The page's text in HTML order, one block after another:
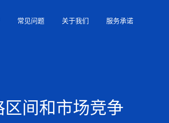
常见问题 关于我们 服务承诺
间和市场竞争